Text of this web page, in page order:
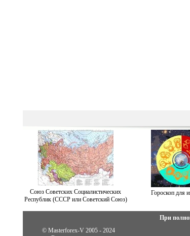
Союз Советских Социалистических
Республик (СССР или Советский Союз)
Гороскоп для
При
© Masterforex-V 2005 - 2024